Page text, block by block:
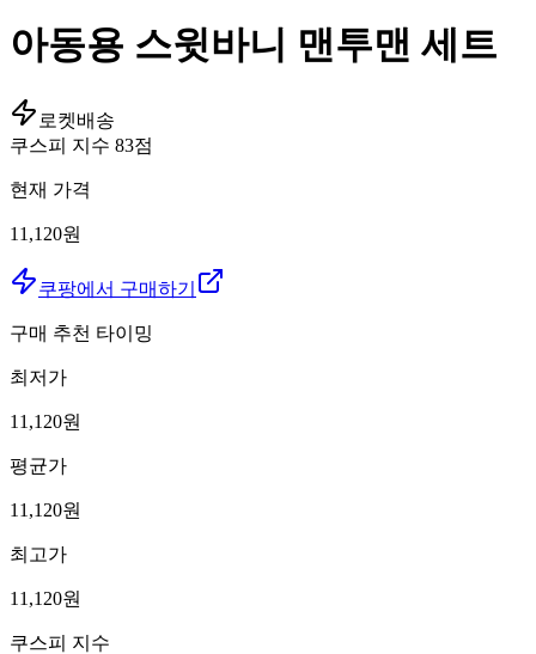
아동용 스윗바니 맨투맨 세트
로켓배송
쿠스피 지수 83점
현재 가격
11,120원
쿠팡에서 구매하기
구매 추천 타이밍
최저가
11,120원
평균가
11,120원
최고가
11,120원
쿠스피 지수